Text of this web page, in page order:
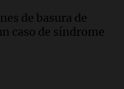
celebran a San
y salud en
de basura de
caso de síndrome